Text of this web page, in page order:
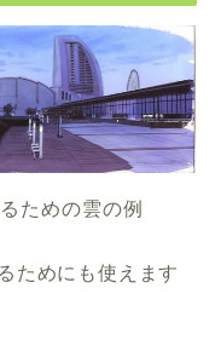
ための雲の例
ためにも使えます